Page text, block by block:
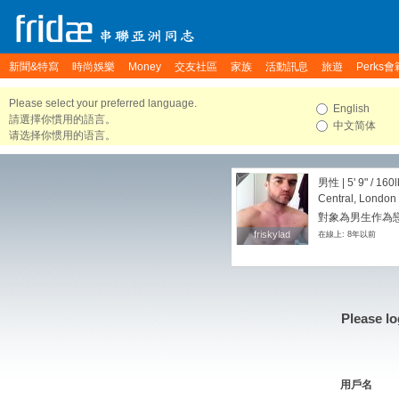
新聞&特寫 時尚娛樂 Money 交友社區 家族 活動訊息 旅遊 Perks會
Please select your preferred language.
請選擇你慣用的語言。
请选择你惯用的语言。
English
中文简体
friskylad
friskylad
男性 | 5' 9" /
Central,
對象為男生作為
在線上: 8年以前
Please
用戶名